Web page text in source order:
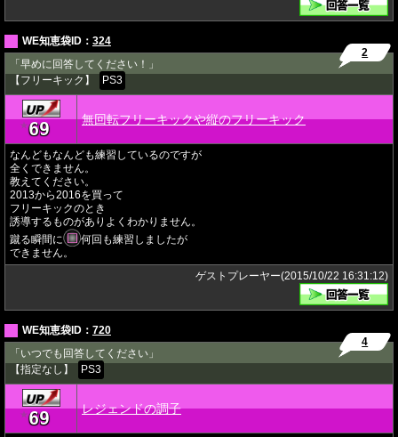
WE知恵袋ID： 324
「早めに回答してください！」
【フリーキック】
PS3
2
★69 無回転フリーキックや縦のフリーキック
なんどもなんども練習しているのですが
全くできません。
教えてください。
2013から2016を買って
フリーキックのとき
誘導するものがありよくわかりません。
蹴る瞬間に
何回も練習しましたが
できません。
ゲストプレーヤー(2015/10/22 16:31:12)
WE知恵袋ID： 720
「いつでも回答してください」
【指定なし】
PS3
4
★69 レジェンドの調子